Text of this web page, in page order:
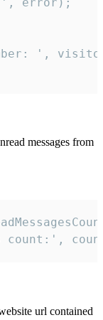
',
messages from
count:',
url contained